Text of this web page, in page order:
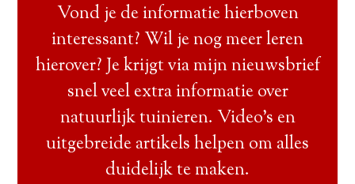
Vond je de informatie hierboven
interessant? Wil je nog meer leren
hierover? Je krijgt via mijn nieuwsbrief
snel veel extra informatie over
natuurlijk tuinieren. Video’s en
uitgebreide artikels helpen om alles
duidelijk te maken.